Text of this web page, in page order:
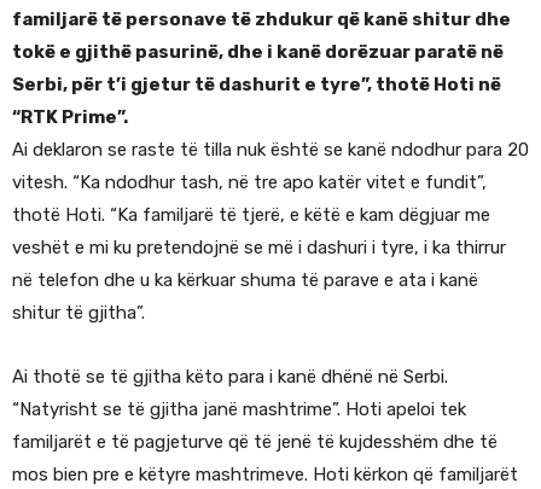
familjarë të personave të zhdukur që kanë shitur dhe
tokë e gjithë pasurinë, dhe i kanë dorëzuar paratë në
Serbi, për t’i gjetur të dashurit e tyre”, thotë Hoti në
“RTK Prime”.
Ai deklaron se raste të tilla nuk është se kanë ndodhur para 20
vitesh. “Ka ndodhur tash, në tre apo katër vitet e fundit”,
thotë Hoti. “Ka familjarë të tjerë, e këtë e kam dëgjuar me
veshët e mi ku pretendojnë se më i dashuri i tyre, i ka thirrur
në telefon dhe u ka kërkuar shuma të parave e ata i kanë
shitur të gjitha”.
Ai thotë se të gjitha këto para i kanë dhënë në Serbi.
“Natyrisht se të gjitha janë mashtrime”. Hoti apeloi tek
familjarët e të pagjeturve që të jenë të kujdesshëm dhe të
mos bien pre e këtyre mashtrimeve. Hoti kërkon që familjarët